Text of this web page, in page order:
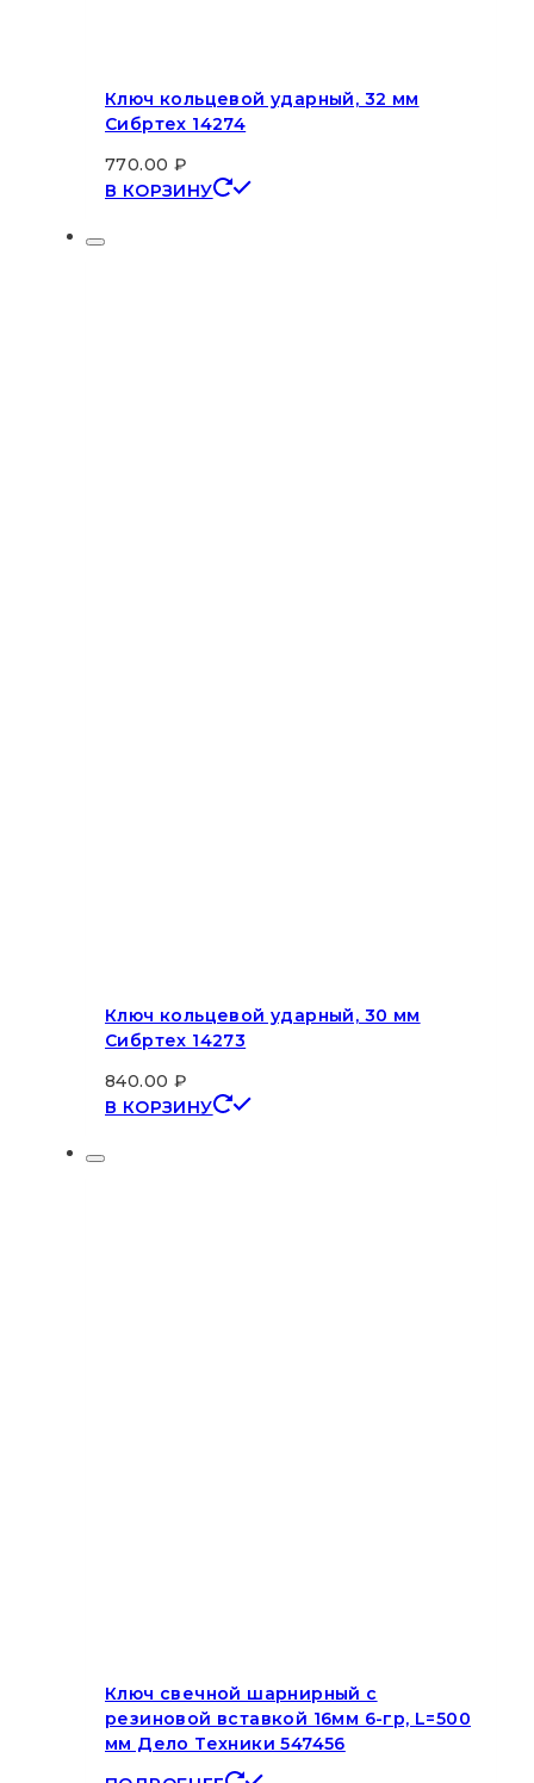
Ключ кольцевой ударный, 32 мм
Сибртех 14274
770.00 ₽
В КОРЗИНУ
Ключ кольцевой ударный, 30 мм
Сибртех 14273
840.00 ₽
В КОРЗИНУ
Ключ свечной шарнирный с
резиновой вставкой 16мм 6-гр, L=500
мм Дело Техники 547456